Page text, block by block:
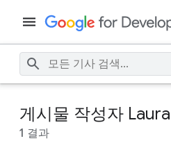
게시물 작성자
1 결과